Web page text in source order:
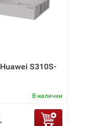
S310S-
В наличии